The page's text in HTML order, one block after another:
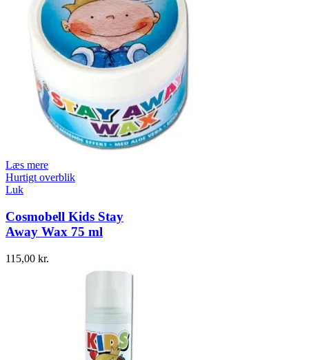
Læs mere
Hurtigt overblik
Luk
Cosmobell Kids Stay
Away Wax 75 ml
115,00 kr.